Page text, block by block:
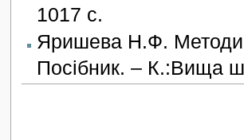
1017 с.
Яришева Н.Ф.
Посібник. – К.:Вища